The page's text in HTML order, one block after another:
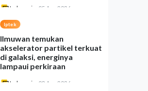
Indonesia 05 Aug 2026
Iptek
Ilmuwan temukan
akselerator partikel terkuat
di galaksi, energinya
lampaui perkiraan
Indonesia 03 Aug 2026